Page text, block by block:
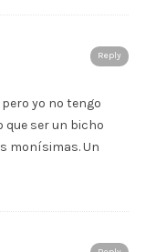
Reply
yo no tengo
que ser un bicho
monísimas. Un